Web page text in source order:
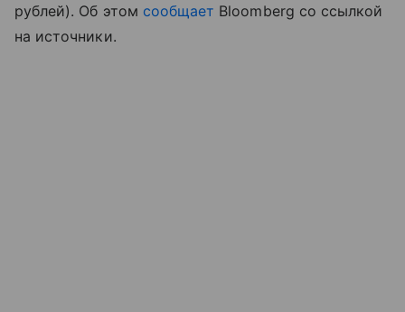
рублей). Об этом сообщает Bloomberg со ссылкой
на источники.